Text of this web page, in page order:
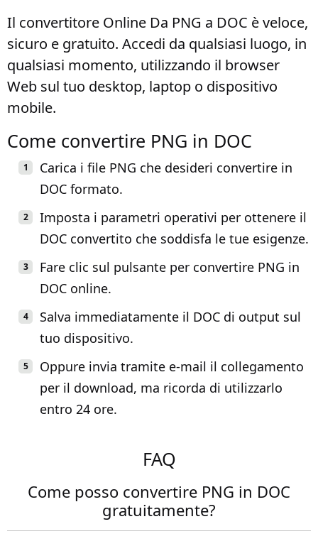
Il convertitore Online Da PNG a DOC è veloce,
sicuro e gratuito. Accedi da qualsiasi luogo, in
qualsiasi momento, utilizzando il browser
Web sul tuo desktop, laptop o dispositivo
mobile.
Come convertire PNG in DOC
Carica i file PNG che desideri convertire in
DOC formato.
Imposta i parametri operativi per ottenere il
DOC convertito che soddisfa le tue esigenze.
Fare clic sul pulsante per convertire PNG in
DOC online.
Salva immediatamente il DOC di output sul
tuo dispositivo.
Oppure invia tramite e-mail il collegamento
per il download, ma ricorda di utilizzarlo
entro 24 ore.
FAQ
Come posso convertire PNG in DOC
gratuitamente?